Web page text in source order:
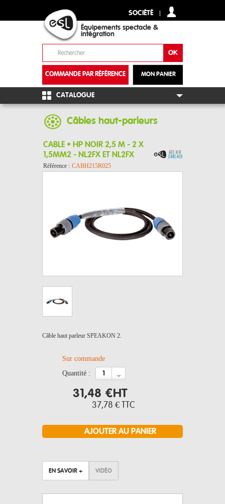
SOCIÉTÉ
Équipements spectacle &
intégration
MON PANIER
COMMANDE PAR RÉFÉRENCE
+
CATALOGUE
Câbles haut-parleurs
CABLE • HP NOIR 2,5 M - 2 X
1,5MM2 - NL2FX ET NL2FX
Référence : CABH215R025
Câble haut parleur SPEAKON 2.
Sur commande
quantité :
31,48 €HT
37,78 € TTC
EN SAVOIR + VIDÉO